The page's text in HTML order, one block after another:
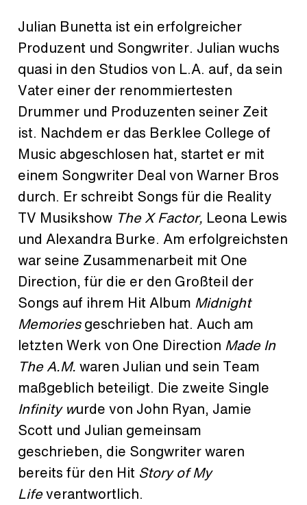
Julian Bunetta ist ein erfolgreicher
Produzent und Songwriter. Julian wuchs
quasi in den Studios von L.A. auf, da sein
Vater einer der renommiertesten
Drummer und Produzenten seiner Zeit
ist. Nachdem er das Berklee College of
Music abgeschlosen hat, startet er mit
einem Songwriter Deal von Warner Bros
durch. Er schreibt Songs für die Reality
TV Musikshow The X Factor, Leona Lewis
und Alexandra Burke. Am erfolgreichsten
war seine Zusammenarbeit mit One
Direction, für die er den Großteil der
Songs auf ihrem Hit Album Midnight
Memoriesgeschrieben hat. Auch am
letzten Werk von One Direction Made In
The A.M. waren Julian und sein Team
maßgeblich beteiligt. Die zweite Single
Infinity wurde von John Ryan, Jamie
Scott und Julian gemeinsam
geschrieben, die Songwriter waren
bereits für den Hit Story of My
Lifeverantwortlich.